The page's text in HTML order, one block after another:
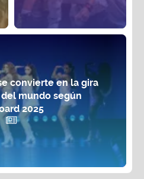
convierte en la gira
mundo según
2025